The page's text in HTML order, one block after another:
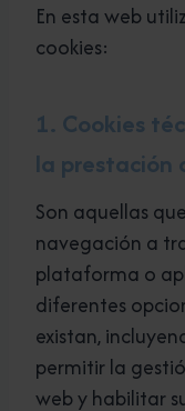
En esta web
cookies:
1. Cookies
la prestación
Son aquellas
navegación a
plataforma o
diferentes
existan,
permitir la
web y habilitar